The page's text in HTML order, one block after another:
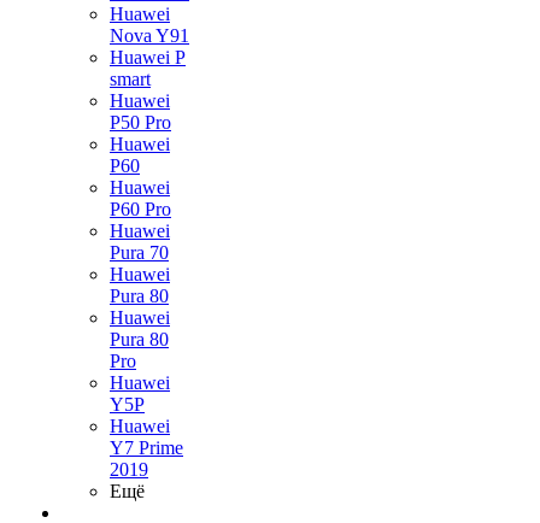
Huawei
Nova Y91
Huawei P
smart
Huawei
P50 Pro
Huawei
P60
Huawei
P60 Pro
Huawei
Pura 70
Huawei
Pura 80
Huawei
Pura 80
Pro
Huawei
Y5P
Huawei
Y7 Prime
2019
Ещё